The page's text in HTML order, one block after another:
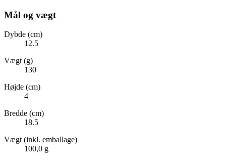
Mål og vægt
Dybde (cm)
12.5
Vægt (g)
130
Højde (cm)
4
Bredde (cm)
18.5
Vægt (inkl. emballage)
100,0 g